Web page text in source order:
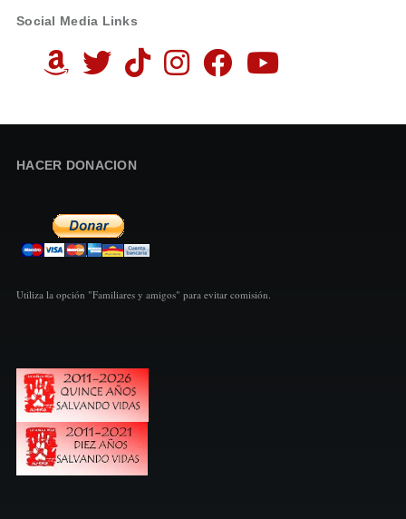
Social Media Links
HACER DONACION
Utiliza la opción "Familiares y amigos" para evitar comisión.